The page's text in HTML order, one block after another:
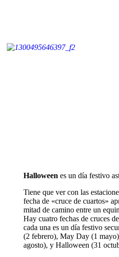
Halloween es un día festivo
Tiene que ver con las
fecha de «cruce de cuartos»
mitad de camino entre un
Hay cuatro fechas de cruces
cada una es un día festivo
(2 febrero), May Day (1
agosto), y Halloween (31